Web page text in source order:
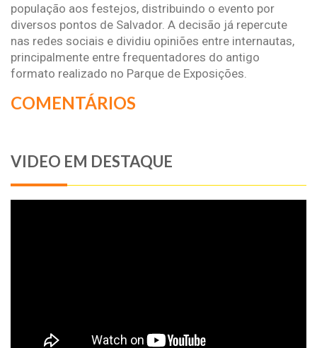
população aos festejos, distribuindo o evento por
diversos pontos de Salvador. A decisão já repercute
nas redes sociais e dividiu opiniões entre internautas,
principalmente entre frequentadores do antigo
formato realizado no Parque de Exposições.
COMENTÁRIOS
VIDEO EM DESTAQUE